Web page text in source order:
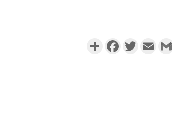
PartagerFacebookTwitterEmail